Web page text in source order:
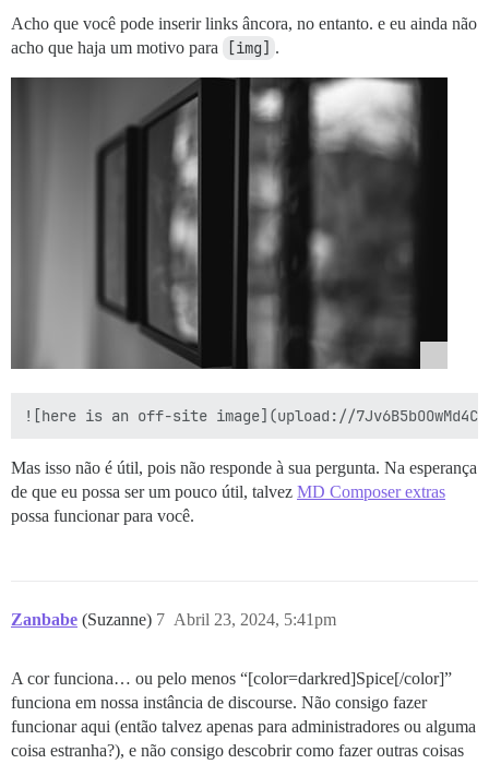
Acho que você pode inserir links âncora, no entanto. e eu ainda não
acho que haja um motivo para
[img] .
Mas isso não é útil, pois não responde à sua pergunta. Na esperança
de que eu possa ser um pouco útil, talvez MD Composer extras
possa funcionar para você.
Zanbabe (Suzanne) Abril 23, 2024, 5:41pm
7
A cor funciona… ou pelo menos “[color=darkred]Spice[/color]”
funciona em nossa instância de discourse. Não consigo fazer
funcionar aqui (então talvez apenas para administradores ou alguma
coisa estranha?), e não consigo descobrir como fazer outras coisas